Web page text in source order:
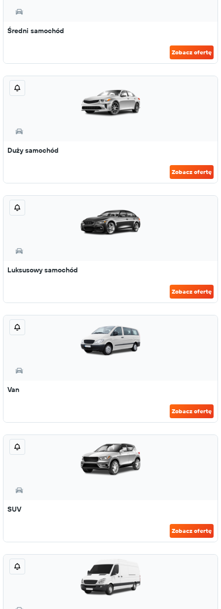
Średni samochód
Zobacz ofertę
Duży samochód
Zobacz ofertę
Luksusowy samochód
Zobacz ofertę
Van
Zobacz ofertę
SUV
Zobacz ofertę